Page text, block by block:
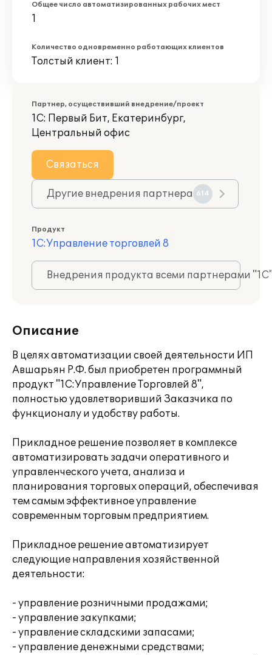
Общее число автоматизированных рабочих мест
1
Количество одновременно работающих клиентов
Толстый клиент: 1
Партнер, осуществивший внедрение/проект
1С: Первый Бит, Екатеринбург,
Центральный офис
Связаться
Другие внедрения партнера 614
Продукт
1С:Управление торговлей 8
Внедрения продукта всеми партнерами
Описание
В целях автоматизации своей деятельности ИП
Авшарьян Р.Ф. был приобретен программный
продукт "1С:Управление Торговлей 8",
полностью удовлетворивший Заказчика по
функционалу и удобству работы.
Прикладное решение позволяет в комплексе
автоматизировать задачи оперативного и
управленческого учета, анализа и
планирования торговых операций, обеспечивая
тем самым эффективное управление
современным торговым предприятием.
Прикладное решение автоматизирует
следующие направления хозяйственной
деятельности:
- управление розничными продажами;
- управление закупками;
- управление складскими запасами;
- управление денежными средствами;